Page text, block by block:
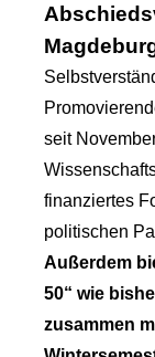
seit
finanziertes
politischen
Außerdem
50“ wie
zusammen